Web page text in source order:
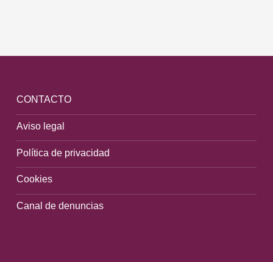
CONTACTO
Aviso legal
Política de privacidad
Cookies
Canal de denuncias